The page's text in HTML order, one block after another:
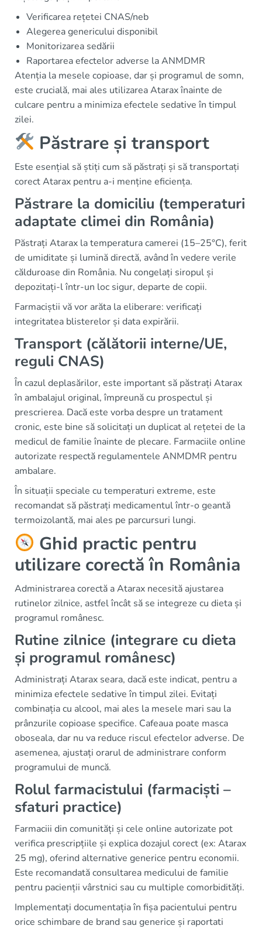
Verificarea rețetei CNAS/neb
Alegerea genericului disponibil
Monitorizarea sedării
Raportarea efectelor adverse la ANMDMR
Atenția la mesele copioase, dar și programul de somn,
este crucială, mai ales utilizarea Atarax înainte de
culcare pentru a minimiza efectele sedative în timpul
zilei.
Păstrare și transport
Este esențial să știți cum să păstrați și să transportați
corect Atarax pentru a-i menține eficiența.
Păstrare la domiciliu (temperaturi
adaptate climei din România)
Păstrați Atarax la temperatura camerei (15–25°C), ferit
de umiditate și lumină directă, având în vedere verile
călduroase din România. Nu congelați siropul și
depozitați-l într-un loc sigur, departe de copii.
Farmaciștii vă vor arăta la eliberare: verificați
integritatea blisterelor și data expirării.
Transport (călătorii interne/UE,
reguli CNAS)
În cazul deplasărilor, este important să păstrați Atarax
în ambalajul original, împreună cu prospectul și
prescrierea. Dacă este vorba despre un tratament
cronic, este bine să solicitați un duplicat al rețetei de la
medicul de familie înainte de plecare. Farmaciile online
autorizate respectă regulamentele ANMDMR pentru
ambalare.
În situații speciale cu temperaturi extreme, este
recomandat să păstrați medicamentul într-o geantă
termoizolantă, mai ales pe parcursuri lungi.
Ghid practic pentru
utilizare corectă în România
Administrarea corectă a Atarax necesită ajustarea
rutinelor zilnice, astfel încât să se integreze cu dieta și
programul românesc.
Rutine zilnice (integrare cu dieta
și programul românesc)
Administrați Atarax seara, dacă este indicat, pentru a
minimiza efectele sedative în timpul zilei. Evitați
combinația cu alcool, mai ales la mesele mari sau la
prânzurile copioase specifice. Cafeaua poate masca
oboseala, dar nu va reduce riscul efectelor adverse. De
asemenea, ajustați orarul de administrare conform
programului de muncă.
Rolul farmacistului (farmaciști –
sfaturi practice)
Farmaciii din comunități și cele online autorizate pot
verifica prescripțiile și explica dozajul corect (ex: Atarax
25 mg), oferind alternative generice pentru economii.
Este recomandată consultarea medicului de familie
pentru pacienții vârstnici sau cu multiple comorbidități.
Implementați documentația în fișa pacientului pentru
orice schimbare de brand sau generice și raportati